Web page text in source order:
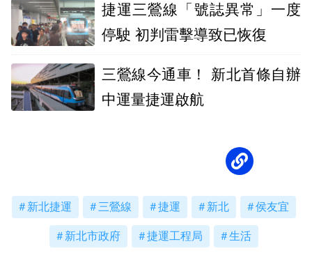
捷運三鶯線「號誌異常」一度
停駛 初判雷擊導致已恢復
三鶯線今通車！ 新北首條自辦
中運量捷運啟航
新北捷運 三鶯線 捷運 新北 侯友宜
新北市政府 捷運工程局 生活